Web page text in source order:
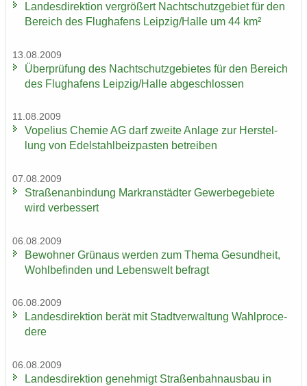
Lan­des­di­rek­ti­on ver­grö­ßert Nacht­schutz­ge­biet für den
Be­reich des Flug­ha­fens Leip­zig/Halle um 44 km²
13.08.2009
Über­prü­fung des Nacht­schutz­ge­bie­tes für den Be­reich
des Flug­ha­fens Leip­zig/Halle ab­ge­schlos­sen
11.08.2009
Vo­pe­li­us Che­mie AG darf zwei­te An­la­ge zur Her­stel­
lung von Edel­stahl­beiz­pas­ten be­trei­ben
07.08.2009
Stra­ßen­an­bin­dung Markran­städ­ter Ge­wer­be­ge­bie­te
wird ver­bes­sert
06.08.2009
Be­woh­ner Grün­aus wer­den zum Thema Ge­sund­heit,
Wohl­be­fin­den und Le­bens­welt be­fragt
06.08.2009
Lan­des­di­rek­ti­on berät mit Stadt­ver­wal­tung Wahlpro­ce­
de­re
06.08.2009
Lan­des­di­rek­ti­on ge­neh­migt Stra­ßen­bahn­aus­bau in